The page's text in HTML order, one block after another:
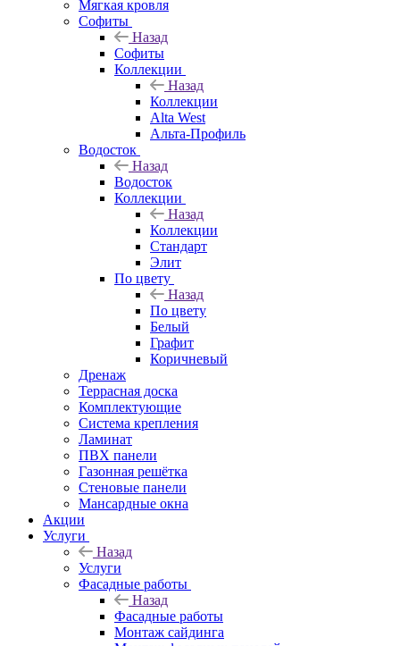
Мягкая кровля
Софиты
Назад
Софиты
Коллекции
Назад
Коллекции
Alta West
Альта-Профиль
Водосток
Назад
Водосток
Коллекции
Назад
Коллекции
Стандарт
Элит
По цвету
Назад
По цвету
Белый
Графит
Коричневый
Дренаж
Террасная доска
Комплектующие
Система крепления
Ламинат
ПВХ панели
Газонная решётка
Стеновые панели
Мансардные окна
Акции
Услуги
Назад
Услуги
Фасадные работы
Назад
Фасадные работы
Монтаж сайдинга